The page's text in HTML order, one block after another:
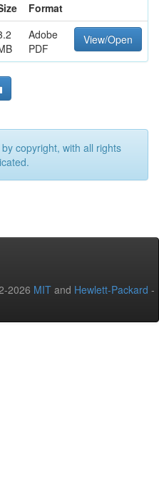
Format
Adobe
PDF
View/Open
copyright, with all rights
2026 MIT and Hewlett-Packard -